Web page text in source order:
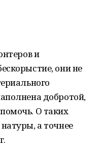
и
они не
добротой,
О таких
а точнее